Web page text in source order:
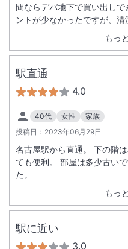
もっ
間ならデパ地下で買い出し
ントが少なかったですが、清
駅直通
4.0
40代 女性
家族
投稿日： 2023年06月29日
もっ
名古屋駅から直通。 下の階
ても便利。 部屋は多少古い
た。
駅に近い
3.0